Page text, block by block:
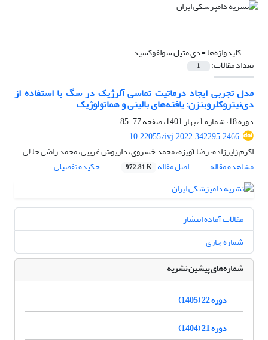
کلیدواژه‌ها =دی متیل سولفوکسید
تعداد مقالات: 1
مدل تجربی ایجاد درماتیت تماسی آلرژیک در سگ با استفاده از
دی‌نیتروکلروبنزن: یافته‌های بالینی و هماتولوژیک
دوره 18، شماره 1، بهار 1401، صفحه
77-85
10.22055/ivj.2022.342295.2466
اکرم زایرزاده، رضا آویزه، محمد خسروی، داریوش غریبی، محمد راضی جلالی
مشاهده مقاله
اصل مقاله 972.81 K چکیده تفصیلی
مقالات آماده انتشار
شماره جاری
شماره‌های پیشین نشریه
دوره 22 (1405)
دوره 21 (1404)